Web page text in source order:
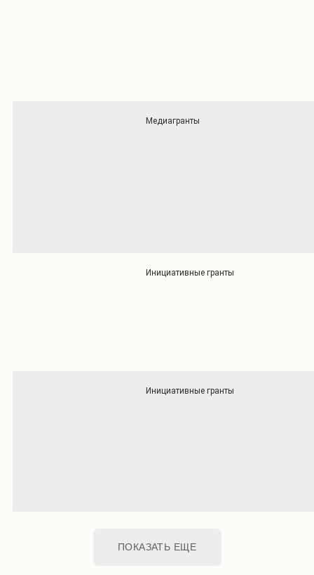
Медиагранты
Инициативные гранты
Инициативные гранты
ПОКАЗАТЬ ЕЩЕ